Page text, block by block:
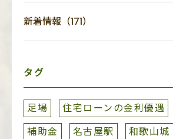
新着情報（171）
タグ
足場 住宅ローンの金利優遇
補助金
名古屋駅
和歌山城